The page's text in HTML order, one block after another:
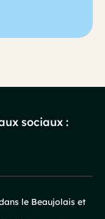
sociaux :
le Beaujolais et